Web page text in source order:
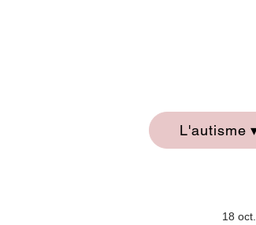
L'autisme
18